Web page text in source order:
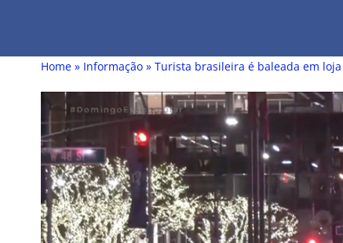
Home» Informação» Turista brasileira é baleada em